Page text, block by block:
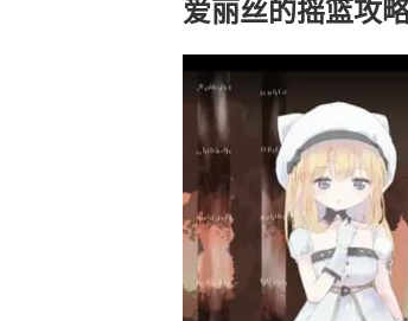
爱丽丝的摇篮攻略